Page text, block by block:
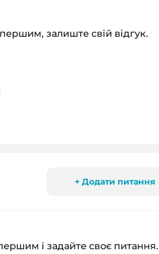
залиште свій відгук.
+ Додати питання
і задайте своє питання.